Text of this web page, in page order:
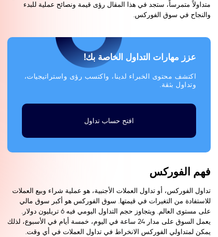
متداولاً متمرساً، ستجد في هذا المقال رؤى قيمة ونصائح عملية للبدء
والنجاح في سوق الفوركس.
عزز مهارات التداول الخاصة بك!
اكتشف محتوى الخبراء لدينا، واكتسب رؤى واستراتيجيات،
وتداول بثقة.
افتح حساب تداول
فهم الفوركس
تداول الفوركس، أو تداول العملات الأجنبية، هو عملية شراء وبيع العملات
للاستفادة من التغيرات في قيمتها. سوق الفوركس هو أكبر سوق مالي
على مستوى العالم. ويتجاوز حجم التداول اليومي فيه 6 تريليون دولار.
يعمل السوق على مدار 24 ساعة في اليوم، خمسة أيام في الأسبوع، لذلك
يمكن لمتداولي الفوركس الانخراط في تداول العملات في أي وقت.